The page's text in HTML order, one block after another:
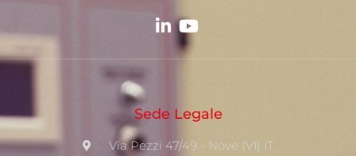
Sede Legale
Via Pezzi 47/49 - Nove (VI) IT